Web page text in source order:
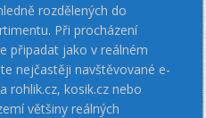
rozdělených do
Při procházení
připadat jako v reálném
nejčastěji navštěvované e-
rohlik.cz, kosik.cz nebo
většiny reálných